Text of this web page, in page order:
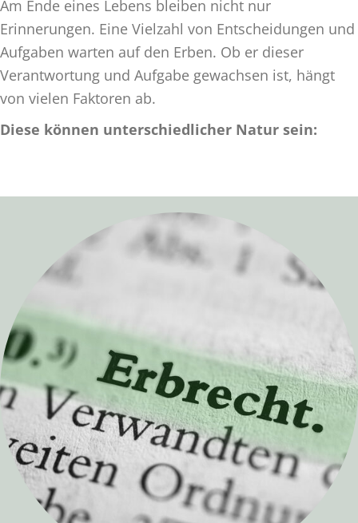
Am Ende eines Lebens bleiben nicht nur
Erinnerungen. Eine Vielzahl von Entscheidungen und
Aufgaben warten auf den Erben. Ob er dieser
Verantwortung und Aufgabe gewachsen ist, hängt
von vielen Faktoren ab.
Diese können unterschiedlicher Natur sein: